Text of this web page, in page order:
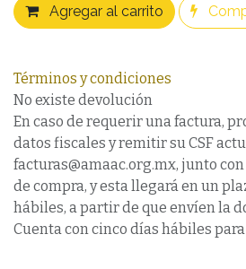
Agregar al carrito
Términos y condiciones
No existe devolución
En caso de requerir una factura,
datos fiscales y remitir su CSF
facturas@amaac.org.mx, junto
de compra, y esta llegará en un
hábiles, a partir de que envíen la
Cuenta con cinco días hábiles